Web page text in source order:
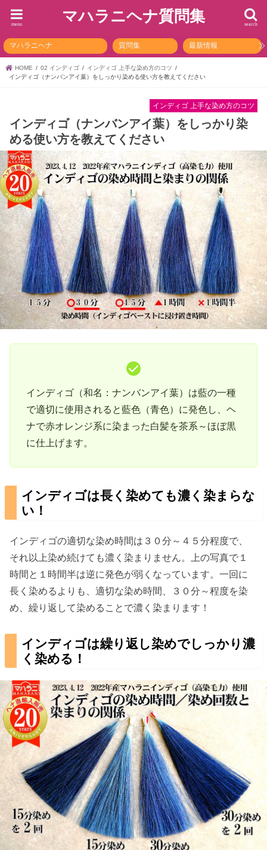
マハラニヘナ質問集 search
menu
マハラニヘナ 質問集 最新情報
HOME 02 インディゴ
インディゴ 上手な染め方のコツ
インディゴ（ナンバンアイ葉）をしっかり染める使い方を教えてください
インディゴ 上手な染め方のコツ
インディゴ（ナンバンアイ葉）をしっかり染
める使い方を教えてください
インディゴ（和名：ナンバンアイ葉）は藍の一種
で適切に使用されると藍色（青色）に発色し、ヘ
ナで赤オレンジ系に染まった白髪を茶系～ほぼ黒
に仕上げます。
インディゴは長く染めても濃く染まらな
い！
インディゴの適切な染め時間は３０分～４５分程度で、
それ以上染め続けても濃く染まりません。上の写真で１
時間と１時間半は逆に発色が弱くなっています。一回に
長く染めるよりも、適切な染め時間、３０分～程度を染
め、繰り返して染めることで濃く染まります！
インディゴは繰り返し染めでしっかり濃
く染める！